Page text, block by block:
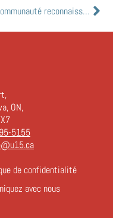
Une communauté reconnaissante et impliquée
ON,
5155
de confidentialité
avec nous